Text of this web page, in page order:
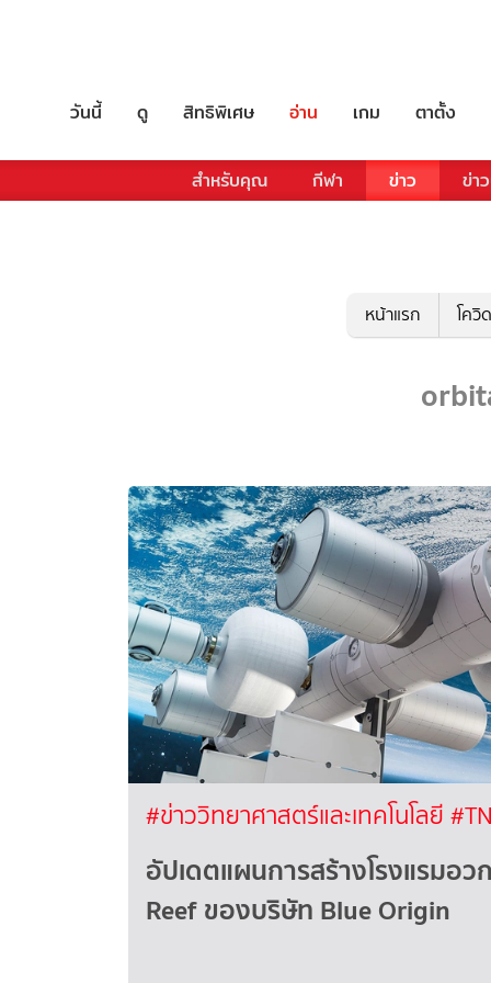
วันนี้ ดู สิทธิพิเศษ อ่าน เกม ตาตั้ง
สำหรับคุณ กีฬา ข่าว ข่า
หน้าแรก โควิ
#ข่าววิทยาศาสตร์และเทคโนโลยี
อัปเดตแผนการสร้างโรงแรมอ
Reef ของบริษัท Blue Origin